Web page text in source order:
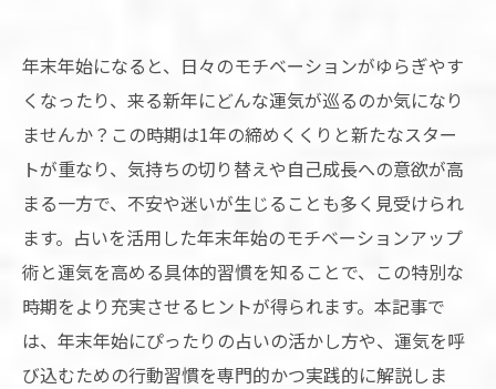
年末年始になると、日々のモチベーションがゆらぎやす
くなったり、来る新年にどんな運気が巡るのか気になり
ませんか？この時期は1年の締めくくりと新たなスター
トが重なり、気持ちの切り替えや自己成長への意欲が高
まる一方で、不安や迷いが生じることも多く見受けられ
ます。占いを活用した年末年始のモチベーションアップ
術と運気を高める具体的習慣を知ることで、この特別な
時期をより充実させるヒントが得られます。本記事で
は、年末年始にぴったりの占いの活かし方や、運気を呼
び込むための行動習慣を専門的かつ実践的に解説しま